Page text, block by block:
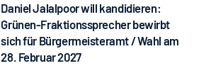
Daniel Jalalpoor will kandidieren:
Grünen-Fraktionssprecher bewirbt
sich für Bürgermeisteramt / Wahl am
28. Februar 2027